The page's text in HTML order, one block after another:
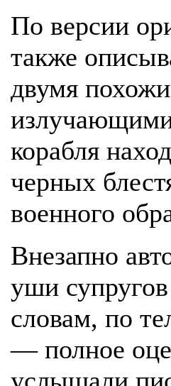
По версии
также
двумя
корабля
черных
военного
Внезапно
уши
словам, по
— полное